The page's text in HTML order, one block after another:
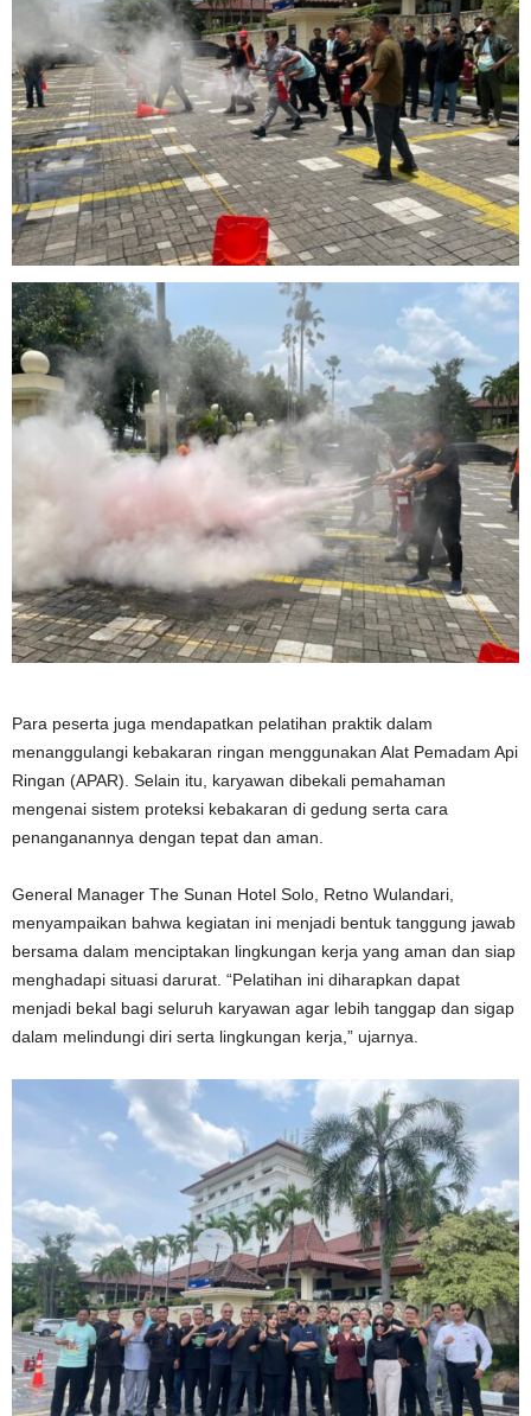
Para peserta juga mendapatkan pelatihan praktik dalam
menanggulangi kebakaran ringan menggunakan Alat Pemadam Api
Ringan (APAR). Selain itu, karyawan dibekali pemahaman
mengenai sistem proteksi kebakaran di gedung serta cara
penanganannya dengan tepat dan aman.
General Manager The Sunan Hotel Solo, Retno Wulandari,
menyampaikan bahwa kegiatan ini menjadi bentuk tanggung jawab
bersama dalam menciptakan lingkungan kerja yang aman dan siap
menghadapi situasi darurat. “Pelatihan ini diharapkan dapat
menjadi bekal bagi seluruh karyawan agar lebih tanggap dan sigap
dalam melindungi diri serta lingkungan kerja,” ujarnya.